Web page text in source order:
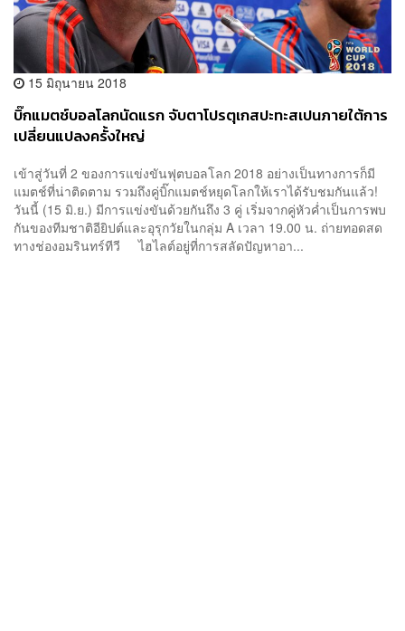
15 มิถุนายน 2018
บิ๊กแมตช์บอลโลกนัดแรก จับตาโปรตุเกสปะทะสเปนภายใต้การ
เปลี่ยนแปลงครั้งใหญ่
เข้าสู่วันที่ 2 ของการแข่งขันฟุตบอลโลก 2018 อย่างเป็นทางการก็มี
แมตช์ที่น่าติดตาม รวมถึงคู่บิ๊กแมตช์หยุดโลกให้เราได้รับชมกันแล้ว!
วันนี้ (15 มิ.ย.) มีการแข่งขันด้วยกันถึง 3 คู่ เริ่มจากคู่หัวค่ำเป็นการพบ
กันของทีมชาติอียิปต์และอุรุกวัยในกลุ่ม A เวลา 19.00 น. ถ่ายทอดสด
ทางช่องอมรินทร์ทีวี ไฮไลต์อยู่ที่การสลัดปัญหาอา...